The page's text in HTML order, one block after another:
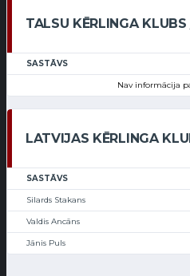
TALSU KĒRLINGA
SASTĀVS
Nav informācija
LATVIJAS KĒRLINGA
SASTĀVS
Silards Stakans
Valdis Ancāns
Jānis Puls